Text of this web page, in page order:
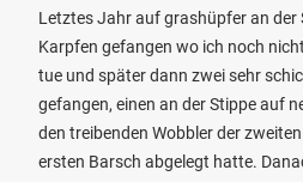
Letztes Jahr auf grashüpfer an der
Karpfen gefangen wo ich noch
tue und später dann zwei sehr
gefangen, einen an der Stippe auf
den treibenden Wobbler der
ersten Barsch abgelegt hatte.